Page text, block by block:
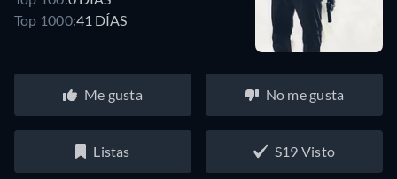
Top 1000:41 DÍAS
Me gusta No me gusta
Listas S19 Visto